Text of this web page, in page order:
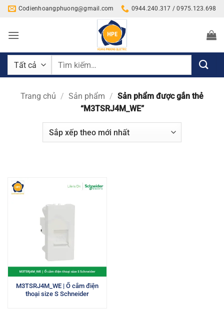
Bỏ
nội
Codienhoangphuong@gmail.com 0944.240.317 / 0975.123.698
Tìm
Trang chủ / Sản phẩm / Sản phẩm được gắn thẻ
“M3TSRJ4M_WE”
M3TSRJ4M_WE | Ổ cắm điện
thoại size S Schneider